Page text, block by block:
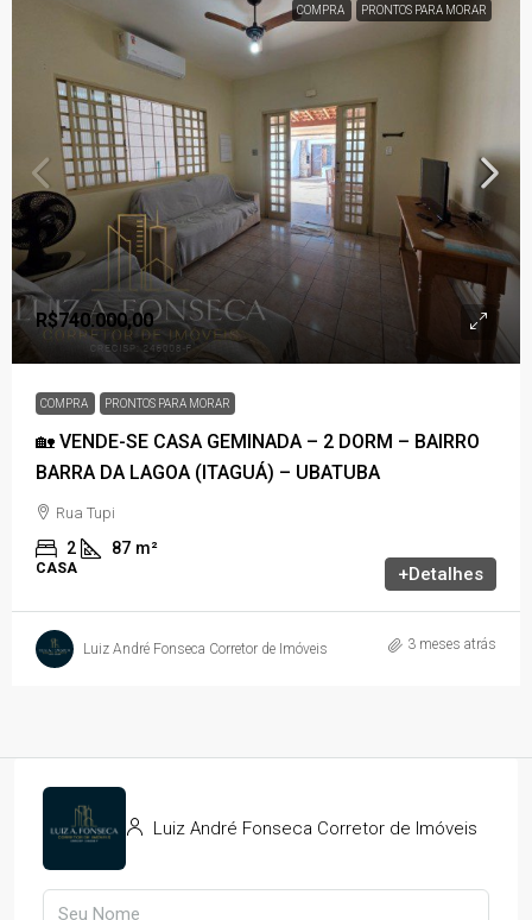
COMPRA PRONTOS PARA MORAR
R$740.000,00
COMPRA PRONTOS PARA MORAR
🏡 VENDE-SE CASA GEMINADA – 2 DORM – BAIRRO
BARRA DA LAGOA (ITAGUÁ) – UBATUBA
Rua Tupi
2 87 m²
CASA +Detalhes
Luiz André Fonseca Corretor de Imóveis 3 meses atrás
Luiz André Fonseca Corretor de Imóveis